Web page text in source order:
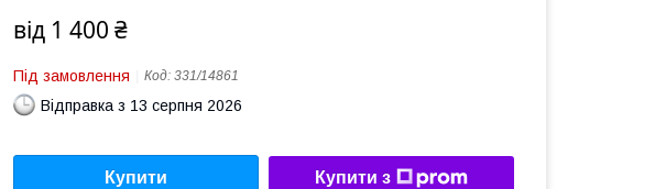
від 1 400 ₴
Під замовлення Код: 331/14861
Відправка з 13 серпня 2026
Купити Купити з